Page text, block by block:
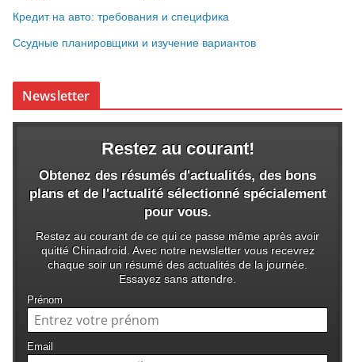
Кредит на авто: требования и специфика
Ссудные планировщики и изучение вариантов
Newsletter
Restez au courant!
Obtenez des résumés d'actualités, des bons
plans et de l'actualité sélectionné spécialement
pour vous.
Restez au courant de ce qui ce passe même après avoir
quitté Chinadroid. Avec notre newsletter vous recevrez
chaque soir un résumé des actualités de la journée.
Essayez sans attendre.
Prénom
Email